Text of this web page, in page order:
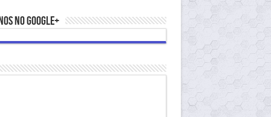
no Google+